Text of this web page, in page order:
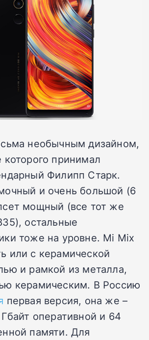
необычным дизайном,
которого принимал
Филипп Старк.
и очень большой (6
мощный (все тот же
остальные
тоже на уровне. Mi Mix
или с керамической
и рамкой из металла,
керамическим. В Россию
первая версия, она же –
оперативной и 64
памяти. Для